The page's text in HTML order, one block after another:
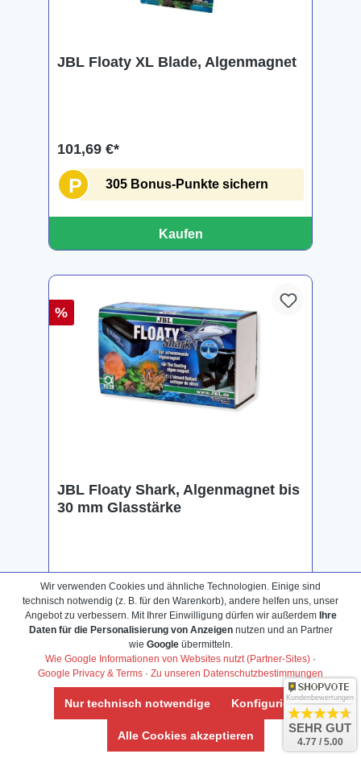
JBL Floaty XL Blade, Algenmagnet
101,69 €*
P 305 Bonus-Punkte sichern
Kaufen
%
JBL Floaty Shark, Algenmagnet bis
30 mm Glasstärke
199,99 €*
P 600 Bonus-Punkte sichern
Kaufen
Wir verwenden Cookies und ähnliche Technologien. Einige sind
technisch notwendig (z. B. für den Warenkorb), andere helfen uns, unser
Angebot zu verbessern. Mit Ihrer Einwilligung dürfen wir außerdem Ihre
Daten für die Personalisierung von Anzeigennutzen und an Partner
wie Googleübermitteln.
Wie Google Informationen von Websites nutzt (Partner-Sites) ·
Google Privacy & Terms · Zu unseren Datenschutzbestimmungen
Nur technisch notwendige Konfigurieren
Alle Cookies akzeptieren
Kundenbewertungen
SEHR GUT
4.77 / 5.00